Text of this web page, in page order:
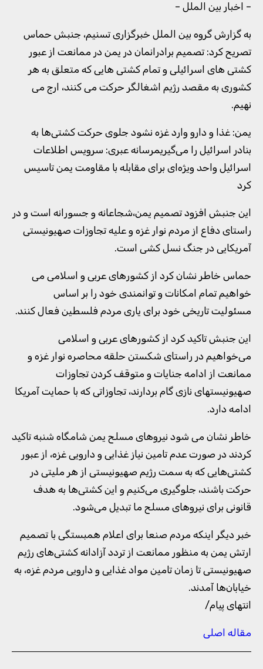
– اخبار بین الملل –
به گزارش گروه بین الملل خبرگزاری تسنیم، جنبش حماس
تصریح کرد: تصمیم برادرانمان در یمن در ممانعت از عبور
کشتی های اسرائیلی و تمام کشتی هایی که متعلق به هر
کشوری به مقصد رژیم اشغالگر حرکت می کنند، ارج می
نهیم.
یمن: غذا و دارو وارد غزه نشود جلوی حرکت کشتی‌ها به
بنادر اسرائیل را می‌گیریمرسانه عبری: سرویس اطلاعات
اسرائیل واحد ویژه‌ای برای مقابله با مقاومت یمن تاسیس
کرد
این جنبش افزود تصمیم یمن،شجاعانه و جسورانه است و در
راستای دفاع از مردم نوار غزه و علیه تجاوزات صهیونیستی
آمریکایی در جنگ نسل کشی است.
حماس خاطر نشان کرد از کشورهای عربی و اسلامی می
خواهیم تمام امکانات و توانمندی خود را بر اساس
مسئولیت تاریخی خود برای یاری مردم فلسطین فعال کنند.
این جنبش تاکید کرد از کشورهای عربی و اسلامی
می‌خواهیم در راستای شکستن حلقه محاصره نوار غزه و
ممانعت از ادامه جنایات و متوقف کردن تجاوزات
صهیونیستهای نازی گام بردارند، تجاوزاتی که با حمایت آمریکا
ادامه دارد.
خاطر نشان می شود نیروهای مسلح یمن شامگاه شنبه تاکید
کردند در صورت عدم تامین نیاز غذایی و دارویی غزه، از عبور
کشتی‌هایی که به سمت رژیم صهیونیستی از هر ملیتی در
حرکت باشند، جلوگیری می‌کنیم و این کشتی‌ها به هدف
قانونی برای نیروهای مسلح ما تبدیل می‌شود.
خبر دیگر اینکه مردم صنعا برای اعلام همبستگی با تصمیم
ارتش یمن به منظور ممانعت از تردد آزادانه کشتی‌های رژیم
صهیونیستی تا زمان تامین مواد غذایی و دارویی مردم غزه، به
خیابان‌ها آمدند.
انتهای پیام/
مقاله اصلی